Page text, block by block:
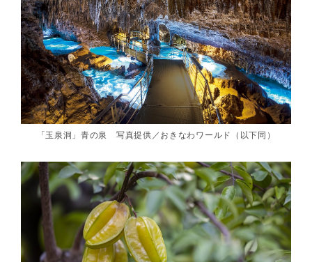
「玉泉洞」青の泉 写真提供／おきなわワールド（以下同）